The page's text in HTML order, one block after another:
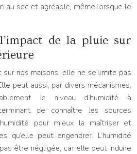
au sec et agréable, même lorsque le
de la pluie sur
sur nos maisons, elle ne se limite pas
peut aussi, par divers mécanismes,
le niveau d’humidité à
de connaître les sources
pour mieux la maîtriser et
qu’elle peut engendrer. L’humidité
être négligée, car elle peut induire